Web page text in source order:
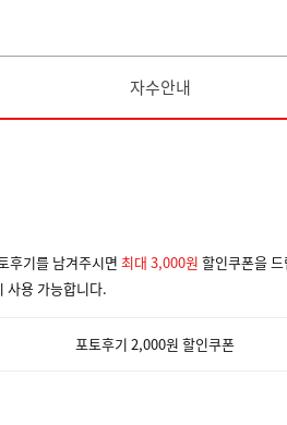
자수안내
후기를 남겨주시면 최대 3,000원 할인쿠폰을
사용 가능합니다.
포토후기 2,000원 할인쿠폰